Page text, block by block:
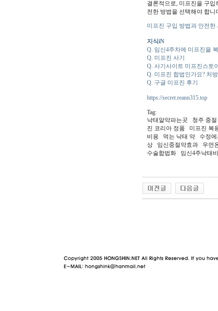
결론적으로, 미프진을 구
전한 방법을 선택해야 합니
미프진 구입 방법과 안전
지식iN
Q. 임신4주차에 미프진을
Q. 미프진 사기
Q. 사기사이트 미프진스토
Q. 미프진 합법인가요? 처
Q. 구글 미프진 후기
https://secret.reann315.top
Tag:
낙태알약파는곳 청주 중
진 코리아 정품 미프진
비용 먹는 낙태 약 수정
상 임신중절약효과 우먼
수술합법화 임신4주낙태